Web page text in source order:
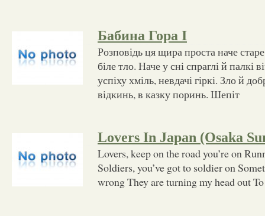
Бабина Гора І
Розповідь ця щира проста наче старе
біле тло. Наче у сні спраглі й палкі
успіху хміль, невдачі гіркі. Зло й
відкинь, в казку поринь. Шепіт
Lovers In Japan (Osaka
Lovers, keep on the road you’re on
Soldiers, you’ve got to soldier on
wrong They are turning my head out